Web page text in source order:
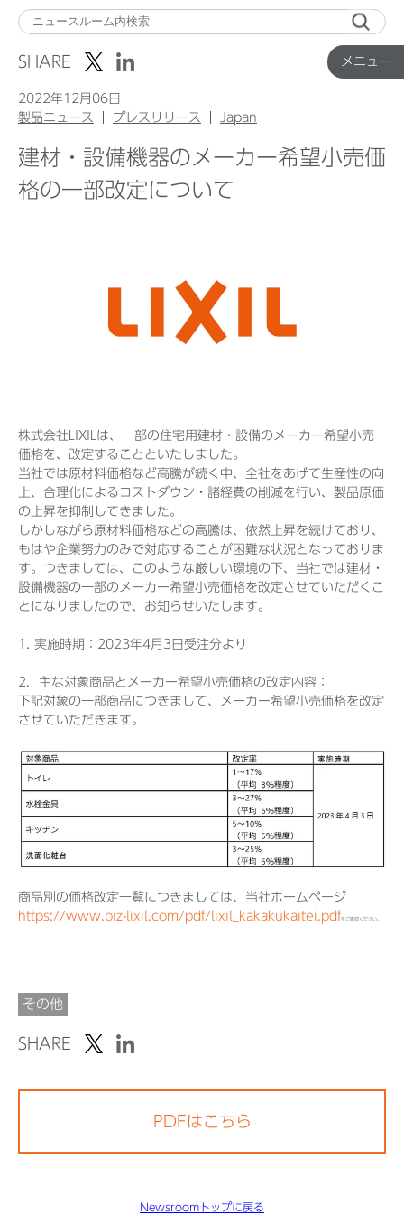
メニュー
ニ
ュ
Top
Before 2020
企業ニュースアーカイブ
製品ニュースアーカイブ
SHARE
2022年12月06日
製品ニュース
プレスリリース Japan
建材・設備機器のメーカー希望小売価
格の一部改定について
株式会社LIXILは、一部の住宅用建材・設備のメーカー希望小売
価格を、改定することといたしました。
当社では原材料価格など高騰が続く中、全社をあげて生産性の向
上、合理化によるコストダウン・諸経費の削減を行い、製品原価
の上昇を抑制してきました。
しかしながら原材料価格などの高騰は、依然上昇を続けており、
もはや企業努力のみで対応することが困難な状況となっておりま
す。つきましては、このような厳しい環境の下、当社では建材・
設備機器の一部のメーカー希望小売価格を改定させていただくこ
とになりましたので、お知らせいたします。
1. 実施時期：2023年4月3日受注分より
2．主な対象商品とメーカー希望小売価格の改定内容：
下記対象の一部商品につきまして、メーカー希望小売価格を改定
させていただきます。
商品別の価格改定一覧につきましては、当社ホームページ
https://www.biz-lixil.com/pdf/lixil_kakakukaitei.pdfをご確認ください。
その他
SHARE
PDFはこちら
Newsroomトップに戻る